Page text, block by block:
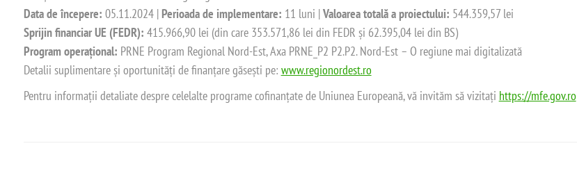
Data de începere: 05.11.2024 | Perioada de implementare: 11 luni |Valoarea totală a proiectului: 544.359,57 lei
Sprijin financiar UE (FEDR): 415.966,90 lei (din care 353.571,86 lei din FEDR și 62.395,04 lei din BS)
Program operațional: PRNE Program Regional Nord-Est, Axa PRNE_P2 P2.P2. Nord-Est – O regiune mai digitalizată
Detalii suplimentare și oportunități de finanțare găsești pe: www.regionordest.ro
Pentru informații detaliate despre celelalte programe cofinanțate de Uniunea Europeană, vă invităm să vizitați https://mfe.gov.ro